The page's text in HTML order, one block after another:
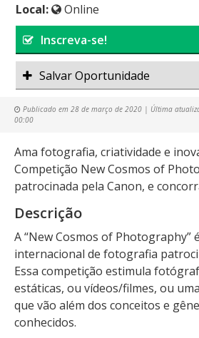
Local:
Online
Inscreva-se!
Salvar Oportunidade
Publicado em 28 de março de 2020 | Última
00:00
Ama fotografia, criatividade e
Competição New Cosmos of
patrocinada pela Canon, e
Descrição
A “New Cosmos of Photography”
internacional de fotografia
Essa competição estimula
estáticas, ou vídeos/filmes, ou
que vão além dos conceitos e
conhecidos.